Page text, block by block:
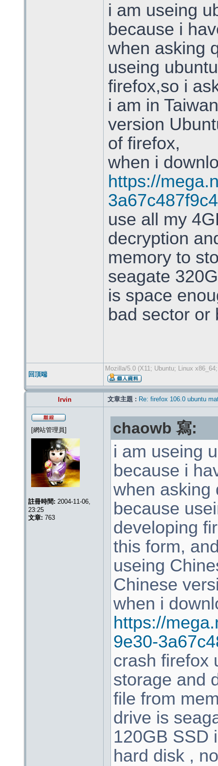
i am useing
because i
when asking
useing
firefox,so i
i am in
version
of firefox,
when i
https://
3a67c487f9c4
use all my
decryption
memory to
seagate
is space
bad sector or
回頂端
Mozilla/5.0 (X11; Ubuntu; Linux
Irvin 文章主題 : Re: firefox 106.0 ubuntu
[網站管理員]
註冊時間: 2004-11-06,
23:25
文章: 763
chaowb 寫:
i am useing
because i
when asking
because
developing
this form,
useing
Chinese
when i
https://
9e30-
crash firefox
storage and
file from
drive is
120GB SSD
hard disk ,